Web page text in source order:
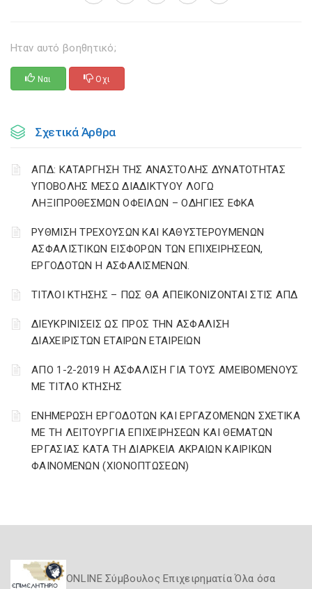
Ηταν αυτό βοηθητικό;
Ναι Οχι
Σχετικά Άρθρα
ΑΠΔ: ΚΑΤΑΡΓΗΣΗ ΤΗΣ ΑΝΑΣΤΟΛΗΣ ΔΥΝΑΤΟΤΗΤΑΣ
ΥΠΟΒΟΛΗΣ ΜΕΣΩ ΔΙΑΔΙΚΤΥΟΥ ΛΟΓΩ
ΛΗΞΙΠΡΟΘΕΣΜΩΝ ΟΦΕΙΛΩΝ – ΟΔΗΓΙΕΣ ΕΦΚΑ
ΡΥΘΜΙΣΗ ΤΡΕΧΟΥΣΩΝ ΚΑΙ ΚΑΘΥΣΤΕΡΟΥΜΕΝΩΝ
ΑΣΦΑΛΙΣΤΙΚΩΝ ΕΙΣΦΟΡΩΝ ΤΩΝ ΕΠΙΧΕΙΡΗΣΕΩΝ,
ΕΡΓΟΔΟΤΩΝ Η ΑΣΦΑΛΙΣΜΕΝΩΝ.
ΤΙΤΛΟΙ ΚΤΗΣΗΣ – ΠΩΣ ΘΑ ΑΠΕΙΚΟΝΙΖΟΝΤΑΙ ΣΤΙΣ ΑΠΔ
ΔΙΕΥΚΡΙΝΙΣΕΙΣ ΩΣ ΠΡΟΣ ΤΗΝ ΑΣΦΑΛΙΣΗ
ΔΙΑΧΕΙΡΙΣΤΩΝ ΕΤΑΙΡΩΝ ΕΤΑΙΡΕΙΩΝ
ΑΠΟ 1-2-2019 Η ΑΣΦΑΛΙΣΗ ΓΙΑ ΤΟΥΣ ΑΜΕΙΒΟΜΕΝΟΥΣ
ΜΕ ΤΙΤΛΟ ΚΤΗΣΗΣ
ΕΝΗΜΕΡΩΣΗ ΕΡΓΟΔΟΤΩΝ ΚΑΙ ΕΡΓΑΖΟΜΕΝΩΝ ΣΧΕΤΙΚΑ
ΜΕ ΤΗ ΛΕΙΤΟΥΡΓΙΑ ΕΠΙΧΕΙΡΗΣΕΩΝ ΚΑΙ ΘΕΜΑΤΩΝ
ΕΡΓΑΣΙΑΣ ΚΑΤΑ ΤΗ ΔΙΑΡΚΕΙΑ ΑΚΡΑΙΩΝ ΚΑΙΡΙΚΩΝ
ΦΑΙΝΟΜΕΝΩΝ (ΧΙΟΝΟΠΤΩΣΕΩΝ)
ONLINE Σύμβουλος Επιχειρηματία Όλα όσα